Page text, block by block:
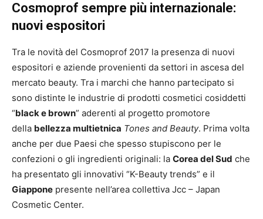
Cosmoprof sempre più internazionale:
nuovi espositori
Tra le novità del Cosmoprof 2017 la presenza di nuovi
espositori e aziende provenienti da settori in ascesa del
mercato beauty. Tra i marchi che hanno partecipato si
sono distinte le industrie di prodotti cosmetici cosiddetti
“black e brown” aderenti al progetto promotore
della bellezza multietnica Tones and Beauty. Prima volta
anche per due Paesi che spesso stupiscono per le
confezioni o gli ingredienti originali: la Corea del Sud che
ha presentato gli innovativi “K-Beauty trends” e il
Giappone presente nell’area collettiva Jcc – Japan
Cosmetic Center.